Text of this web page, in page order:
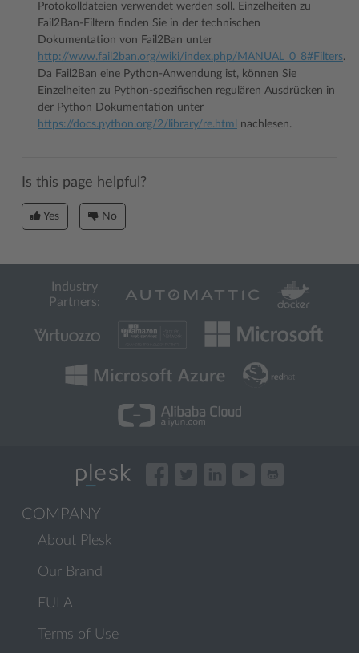
Protokolldateien verwendet werden soll. Einzelheiten zu
Fail2Ban-Filtern finden Sie in der technischen
Dokumentation von Fail2Ban unter
http://www.fail2ban.org/wiki/index.php/MANUAL_0_8#Filters.
Da Fail2Ban eine Python-Anwendung ist, können Sie
Einzelheiten zu Python-spezifischen regulären Ausdrücken in
der Python Dokumentation unter
https://docs.python.org/2/library/re.html
nachlesen.
Is this page helpful?
Yes No
Industry
Partners:
COMPANY
About Plesk
Our Brand
EULA
Terms of Use